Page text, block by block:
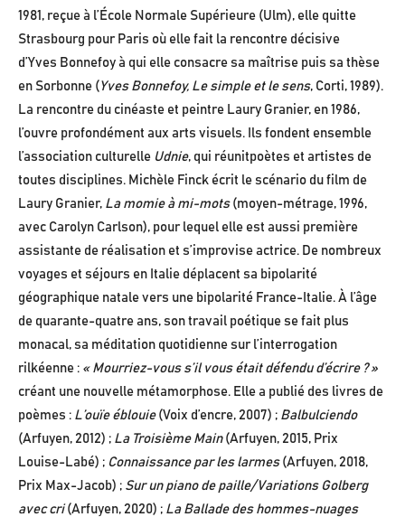
1981, reçue à l’École Normale Supérieure (Ulm), elle quitte
Strasbourg pour Paris où elle fait la rencontre décisive
d’Yves Bonnefoy à qui elle consacre sa maîtrise puis sa thèse
en Sorbonne ( Yves Bonnefoy, Le simple et le sens, Corti, 1989).
La rencontre du cinéaste et peintre Laury Granier, en 1986,
l’ouvre profondément aux arts visuels. Ils fondent ensemble
l’association culturelle Udnie, qui réunitpoètes et artistes de
toutes disciplines. Michèle Finck écrit le scénario du film de
Laury Granier, La momie à mi-mots (moyen-métrage, 1996,
avec Carolyn Carlson), pour lequel elle est aussi première
assistante de réalisation et s’improvise actrice. De nombreux
voyages et séjours en Italie déplacent sa bipolarité
géographique natale vers une bipolarité France-Italie. À l’âge
de quarante-quatre ans, son travail poétique se fait plus
monacal, sa méditation quotidienne sur l’interrogation
rilkéenne : « Mourriez-vous s’il vous était défendu d’écrire ? »
créant une nouvelle métamorphose. Elle a publié des livres de
poèmes : L’ouïe éblouie(Voix d’encre, 2007) ; Balbulciendo
(Arfuyen, 2012) ; La Troisième Main(Arfuyen, 2015, Prix
Louise-Labé) ; Connaissance par les larmes(Arfuyen, 2018,
Prix Max-Jacob) ; Sur un piano de paille/Variations Golberg
avec cri (Arfuyen, 2020) ; La Ballade des hommes-nuages